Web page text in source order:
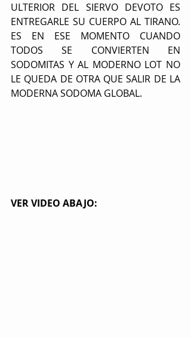
ULTERIOR DEL SIERVO DEVOTO ES
ENTREGARLE SU CUERPO AL TIRANO.
ES EN ESE MOMENTO CUANDO
TODOS SE CONVIERTEN EN
SODOMITAS Y AL MODERNO LOT NO
LE QUEDA DE OTRA QUE SALIR DE LA
MODERNA SODOMA GLOBAL.
VER VIDEO ABAJO: